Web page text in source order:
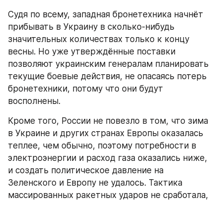
Судя по всему, западная бронетехника начнёт
прибывать в Украину в сколько-нибудь
значительных количествах только к концу
весны. Но уже утверждённые поставки
позволяют украинским генералам планировать
текущие боевые действия, не опасаясь потерь
бронетехники, потому что они будут
восполнены.
Кроме того, России не повезло в том, что зима
в Украине и других странах Европы оказалась
теплее, чем обычно, поэтому потребности в
электроэнергии и расход газа оказались ниже,
и создать политическое давление на
Зеленского и Европу не удалось. Тактика
массированных ракетных ударов не сработала,